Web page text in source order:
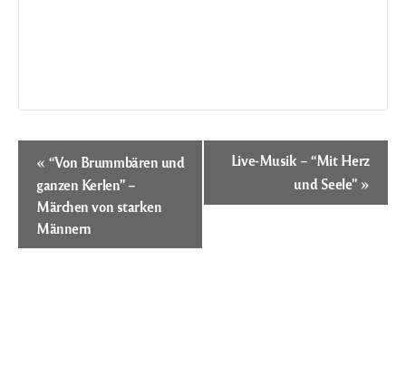
Veranstaltung-
Navigation
« “Von Brummbären und
ganzen Kerlen” –
Märchen von starken
Männern
Live-Musik – “Mit Herz
und Seele” »